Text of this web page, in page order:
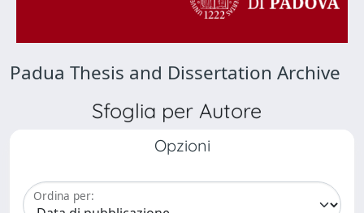
Padua Thesis and Dissertation Archive
Sfoglia per Autore
Opzioni
Ordina per: